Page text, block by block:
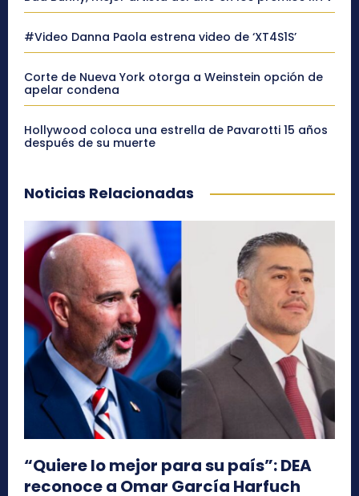
#Video Danna Paola estrena video de ‘XT4S1S’
Corte de Nueva York otorga a Weinstein opción de
apelar condena
Hollywood coloca una estrella de Pavarotti 15 años
después de su muerte
Noticias Relacionadas
“Quiere lo mejor para su país”: DEA
reconoce a Omar García Harfuch